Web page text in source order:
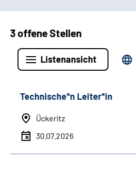
3 offene Stellen
Listenansicht
Technische*n Leiter*in
Ückeritz
30.07.2026